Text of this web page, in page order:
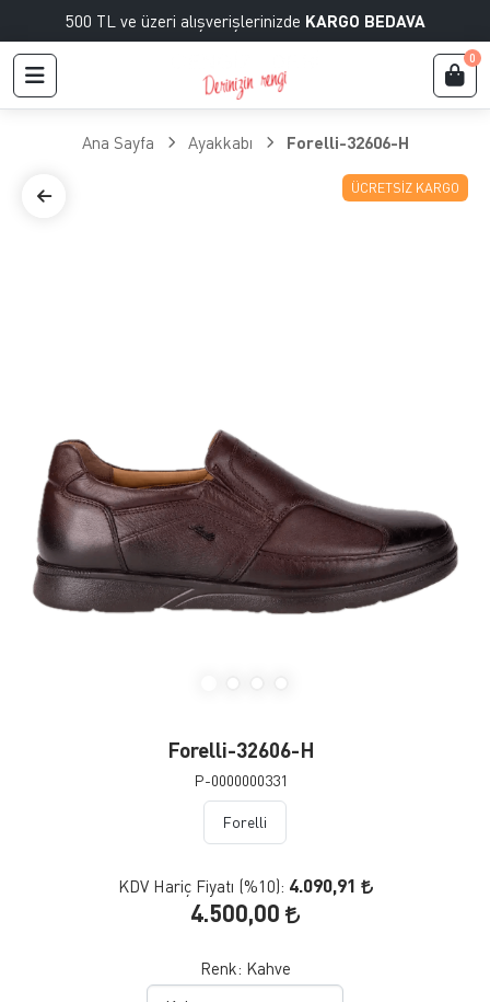
500 TL ve üzeri alışverişlerinizde KARGO BEDAVA
0
Ana Sayfa Ayakkabı Forelli-32606-H
ÜCRETSIZ KARGO
Forelli-32606-H
P-0000000331
Forelli
KDV Hariç Fiyatı (%10): 4.090,91
4.500,00
Renk: Kahve